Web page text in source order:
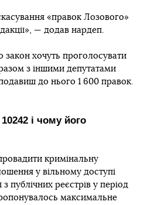
«правок Лозового»
— додав нардеп.
закон хочуть проголосувати
з іншими депутатами
до нього 1 600 правок.
і чому його
кримінальну
у вільному доступі
публічних реєстрів у період
максимальне